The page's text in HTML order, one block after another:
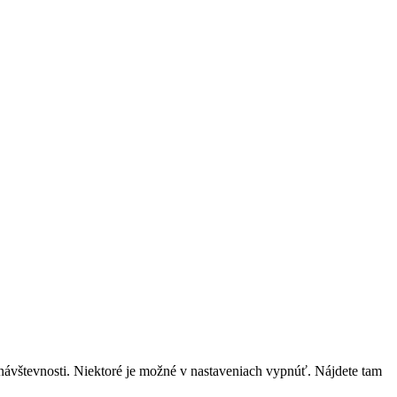
Niektoré je možné v nastaveniach vypnúť. Nájdete tam